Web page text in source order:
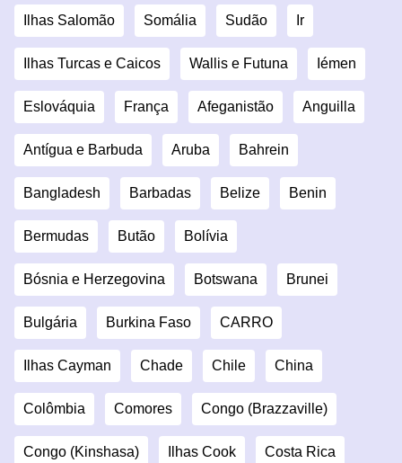
Ilhas Salomão Somália Sudão Ir
Ilhas Turcas e Caicos Wallis e Futuna Iémen
Eslováquia França Afeganistão Anguilla
Antígua e Barbuda Aruba Bahrein
Bangladesh Barbadas Belize Benin
Bermudas Butão Bolívia
Bósnia e Herzegovina Botswana Brunei
Bulgária Burkina Faso CARRO
Ilhas Cayman Chade Chile China
Colômbia Comores Congo (Brazzaville)
Congo (Kinshasa) Ilhas Cook Costa Rica